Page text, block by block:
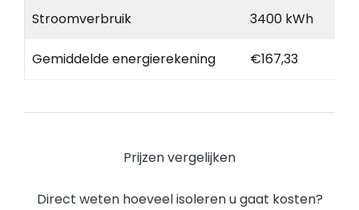
Stroomverbruik 3400 kWh
Gemiddelde energierekening €167,33
Prijzen vergelijken
Direct weten hoeveel isoleren u gaat kosten?